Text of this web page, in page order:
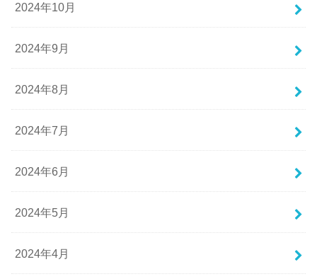
2024年10月
2024年9月
2024年8月
2024年7月
2024年6月
2024年5月
2024年4月